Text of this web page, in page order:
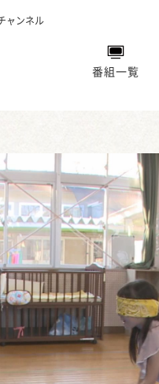
ャンネル
番組一覧